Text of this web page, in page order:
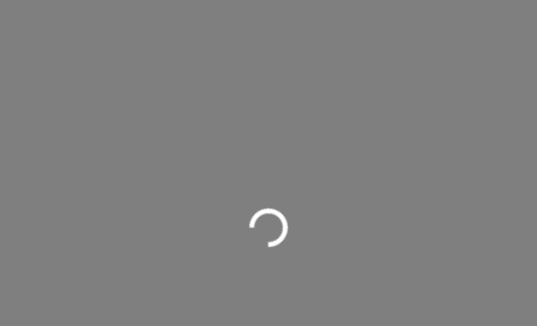
Loading...